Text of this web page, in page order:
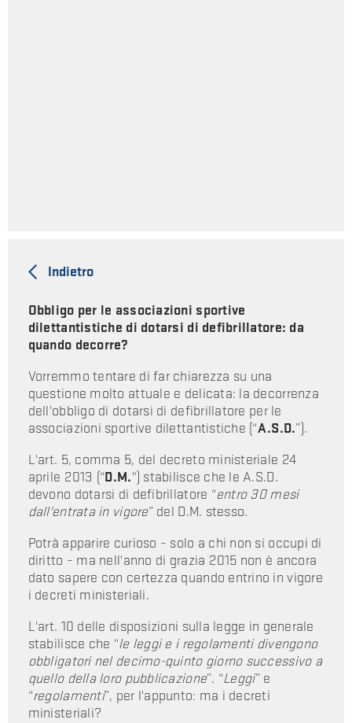
Indietro
Obbligo per le associazioni sportive
dilettantistiche di dotarsi di defibrillatore: da
quando decorre?
Vorremmo tentare di far chiarezza su una
questione molto attuale e delicata: la decorrenza
dell'obbligo di dotarsi di defibrillatore per le
associazioni sportive dilettantistiche (“A.S.D.”).
L'art. 5, comma 5, del decreto ministeriale 24
aprile 2013 (“D.M.") stabilisce che le A.S.D.
devono dotarsi di defibrillatore “entro 30 mesi
dall'entrata in vigore” del D.M. stesso.
Potrà apparire curioso – solo a chi non si occupi di
diritto – ma nell'anno di grazia 2015 non è ancora
dato sapere con certezza quando entrino in vigore
i decreti ministeriali.
L'art. 10 delle disposizioni sulla legge in generale
stabilisce che “le leggi e i regolamenti divengono
obbligatori nel decimo-quinto giorno successivo a
quello della loro pubblicazione”. “Leggi” e
“regolamenti”, per l'appunto: ma i decreti
ministeriali?